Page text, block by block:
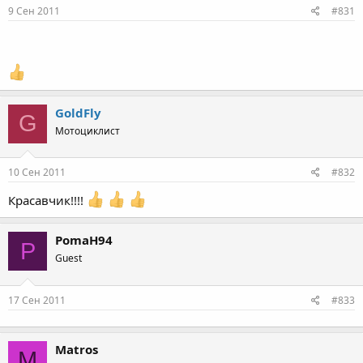
9 Сен 2011 #831
G GoldFly
Мотоциклист
10 Сен 2011 #832
Красавчик!!!!
P PomaH94
Guest
17 Сен 2011 #833
Matros